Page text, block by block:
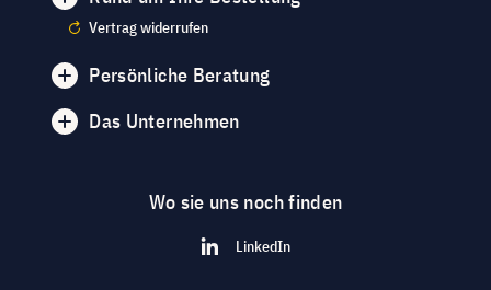
Vertrag widerrufen
Persönliche Beratung
Das Unternehmen
Wo sie uns noch finden
LinkedIn